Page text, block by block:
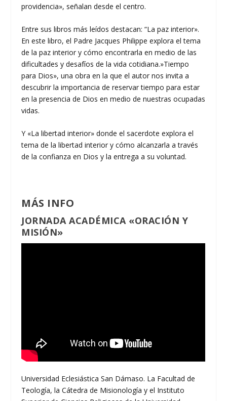
providencia», señalan desde el centro.
Entre sus libros más leídos destacan: “La paz interior».
En este libro, el Padre Jacques Philippe explora el tema
de la paz interior y cómo encontrarla en medio de las
dificultades y desafíos de la vida cotidiana.»Tiempo
para Dios», una obra en la que el autor nos invita a
descubrir la importancia de reservar tiempo para estar
en la presencia de Dios en medio de nuestras ocupadas
vidas.
Y «La libertad interior» donde el sacerdote explora el
tema de la libertad interior y cómo alcanzarla a través
de la confianza en Dios y la entrega a su voluntad.
MÁS INFO
JORNADA ACADÉMICA «ORACIÓN Y
MISIÓN»
Universidad Eclesiástica San Dámaso. La Facultad de
Teología, la Cátedra de Misionología y el Instituto